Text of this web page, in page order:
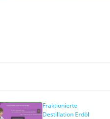
Fraktionierte
Destillation Erdöl